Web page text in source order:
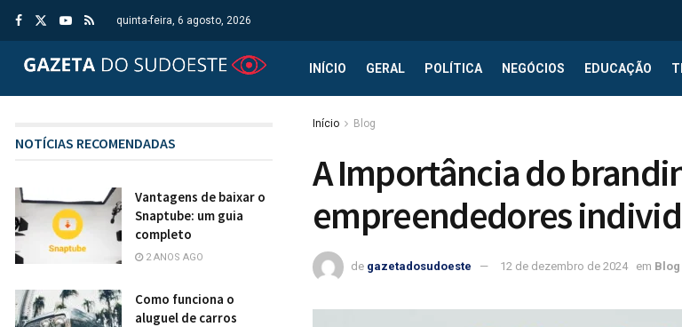
quinta-feira, 6 agosto, 2026
INÍCIO GERAL POLÍTICA NEGÓCIOS EDUCAÇÃO
Início Blog
A Importância do
empreendedores
de gazetadosudoeste 12 de dezembro de 2024 em Blog
NOTÍCIAS RECOMENDADAS
Vantagens de baixar o
Snaptube: um guia
completo
2 ANOS AGO
Como funciona o
aluguel de carros